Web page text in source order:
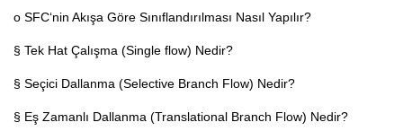
o SFC‘nin Akışa Göre Sınıflandırılması Nasıl Yapılır?
§ Tek Hat Çalışma (Single flow) Nedir?
§ Seçici Dallanma (Selective Branch Flow) Nedir?
§ Eş Zamanlı Dallanma (Translational Branch Flow) Nedir?